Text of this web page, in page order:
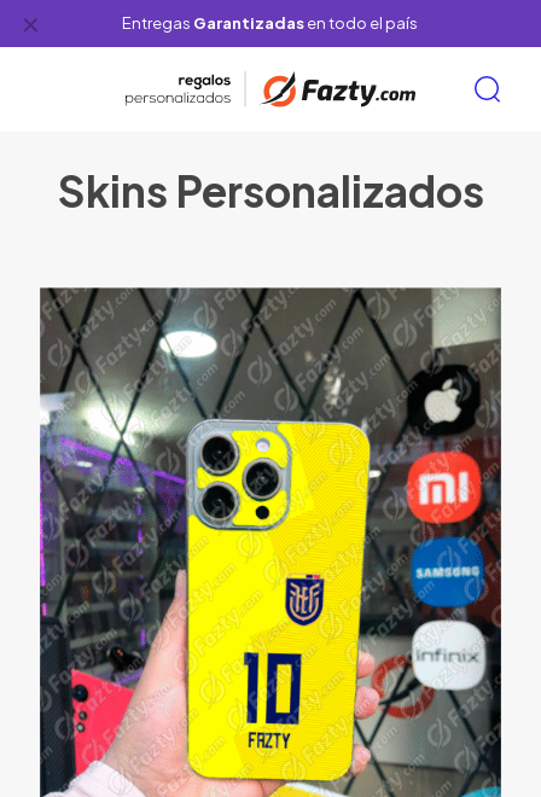
Entregas Garantizadasen todo el país
✕
Skins Personalizados